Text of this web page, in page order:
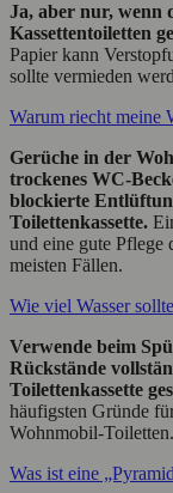
Ja, aber nur, wenn
Kassettentoiletten
Papier kann
sollte vermieden
Warum riecht meine
Gerüche in der
trockenes
blockierte
Toilettenkassette.
und eine gute Pflege
meisten Fällen.
Wie viel Wasser
Verwende beim
Rückstände
Toilettenkassette
häufigsten Gründe
Wohnmobil‑Toiletten.
Was ist eine